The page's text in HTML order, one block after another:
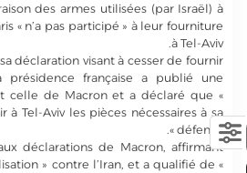
des armes utilisées (par Israël) à
« n’a pas participé » à leur fourniture
à Tel-Aviv.
déclaration visant à cesser de fournir
française a publié une
celle de Macron et a déclaré que «
à Tel-Aviv les pièces nécessaires à sa
défense ».
déclarations de Macron, affirmant
» contre l’Iran, et a qualifié de «